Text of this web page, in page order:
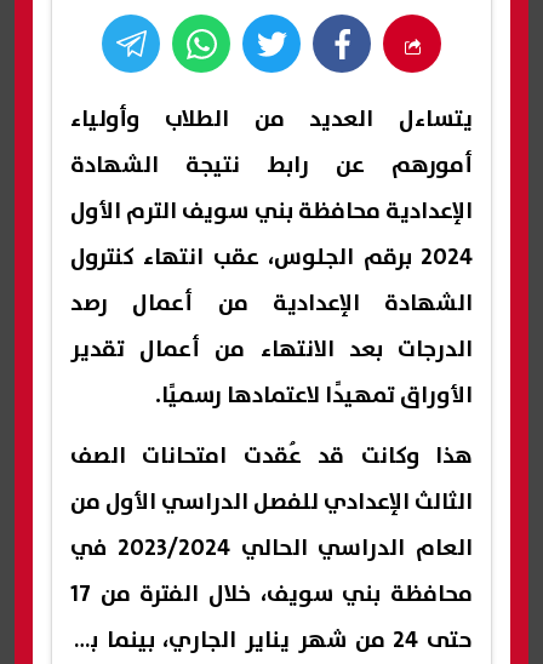
يتساءل العديد من الطلاب وأولياء
أمورهم عن رابط نتيجة الشهادة
الإعدادية محافظة بني سويف الترم الأول
2024 برقم الجلوس، عقب انتهاء كنترول
الشهادة الإعدادية من أعمال رصد
الدرجات بعد الانتهاء من أعمال تقدير
الأوراق تمهيدًا لاعتمادها رسميًا.
هذا وكانت قد عُقدت امتحانات الصف
الثالث الإعدادي للفصل الدراسي الأول من
العام الدراسي الحالي 2023/2024 في
محافظة بني سويف، خلال الفترة من 17
حتى 24 من شهر يناير الجاري، بينما بدأ